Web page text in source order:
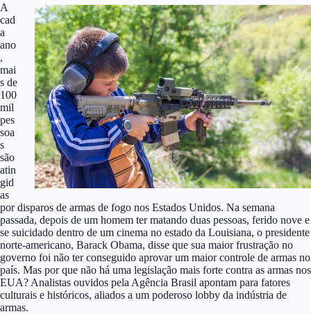
A
cad
a
ano
,
mai
s de
100
mil
pes
soa
s
são
atin
gid
as
por disparos de armas de fogo nos Estados Unidos. Na semana
passada, depois de um homem ter matando duas pessoas, ferido nove e
se suicidado dentro de um cinema no estado da Louisiana, o presidente
norte-americano, Barack Obama, disse que sua maior frustração no
governo foi não ter conseguido aprovar um maior controle de armas no
país. Mas por que não há uma legislação mais forte contra as armas nos
EUA? Analistas ouvidos pela Agência Brasil apontam para fatores
culturais e históricos, aliados a um poderoso lobby da indústria de
armas.